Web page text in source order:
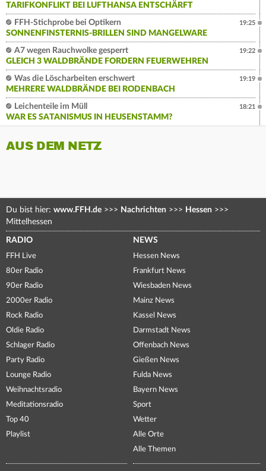
TARIFKONFLIKT BEI LUFTHANSA ENTSCHÄRFT
FFH-Stichprobe bei Optikern
SONNENFINSTERNIS-BRILLEN SIND MANGELWARE
19:25
A7 wegen Rauchwolke gesperrt
GLEICH 3 WALDBRÄNDE FORDERN FEUERWEHREN
19:22
Was die Löscharbeiten erschwert
MEHRERE WALDBRÄNDE BEI RODENBACH
19:19
Leichenteile im Müll
WAR ES SATANISMUS IN HEUSENSTAMM?
18:21
AUS DEM NETZ
Du bist hier: www.FFH.de >>> Nachrichten >>> Hessen >>>
Mittelhessen
RADIO
FFH Live
80er Radio
90er Radio
2000er Radio
Rock Radio
Oldie Radio
Schlager Radio
Party Radio
Lounge Radio
Weihnachtsradio
Meditationsradio
Top 40
Playlist
NEWS
Hessen News
Frankfurt News
Wiesbaden News
Mainz News
Kassel News
Darmstadt News
Offenbach News
Gießen News
Fulda News
Bayern News
Sport
Wetter
Alle Orte
Alle Themen